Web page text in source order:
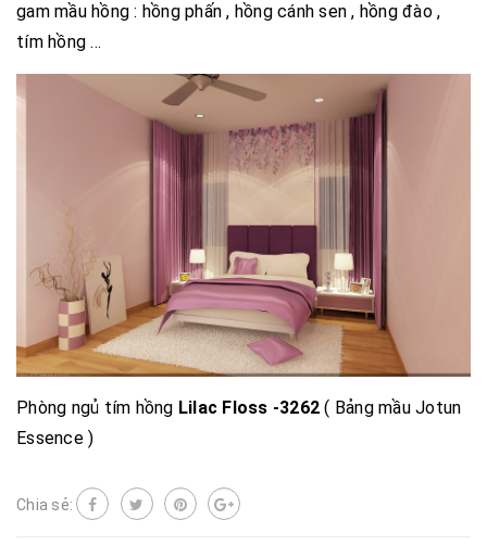
gam mầu hồng : hồng phấn , hồng cánh sen , hồng đào ,
tím hồng ...
Phòng ngủ tím hồng Lilac Floss -3262 ( Bảng mầu Jotun
Essence )
Chia sẻ: